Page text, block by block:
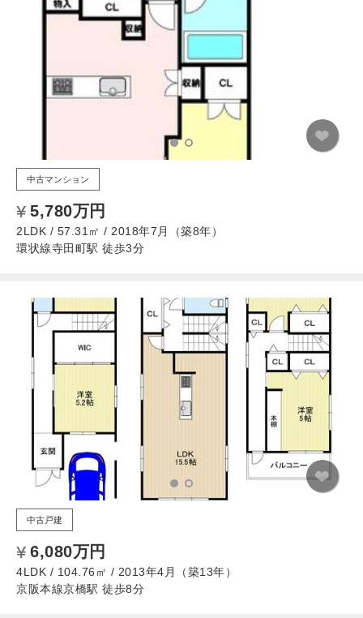
中古マンション
5,780万円
2LDK / 57.31㎡ / 2018年7月（築8年）
環状線寺田町駅 徒歩3分
中古戸建
6,080万円
4LDK / 104.76㎡ / 2013年4月（築13年）
京阪本線京橋駅 徒歩8分